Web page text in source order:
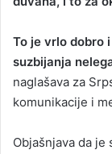
To je vrlo dobro
suzbijanja
naglašava za
komunikacije i
Objašnjava da